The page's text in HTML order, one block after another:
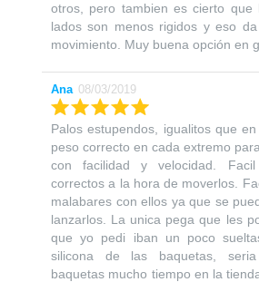
otros, pero tambien es cierto que
lados son menos rigidos y eso
movimiento. Muy buena opción en
Ana 08/03/2019
Palos estupendos, igualitos que
peso correcto en cada extremo
con facilidad y velocidad.
correctos a la hora de moverlos.
malabares con ellos ya que se
lanzarlos. La unica pega que les
que yo pedi iban un poco
silicona de las baquetas,
baquetas mucho tiempo en la